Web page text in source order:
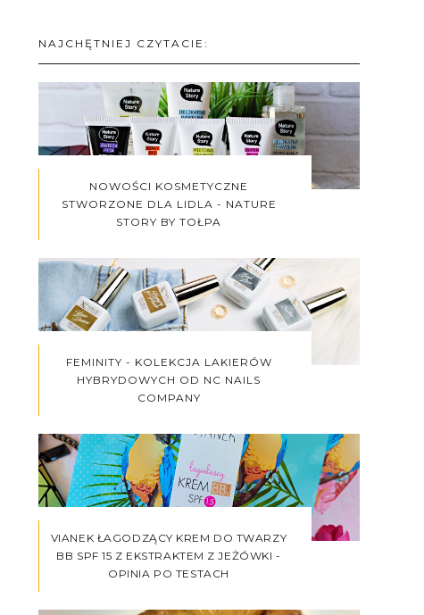
NAJCHĘTNIEJ CZYTACIE:
NOWOŚCI KOSMETYCZNE
STWORZONE DLA LIDLA - NATURE
STORY BY TOŁPA
FEMINITY - KOLEKCJA LAKIERÓW
HYBRYDOWYCH OD NC NAILS
COMPANY
VIANEK ŁAGODZĄCY KREM DO TWARZY
BB SPF 15 Z EKSTRAKTEM Z JEŻÓWKI -
OPINIA PO TESTACH